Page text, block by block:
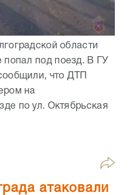
области
попал под поезд. В ГУ
что ДТП
на
по ул. Октябрьская
атаковали